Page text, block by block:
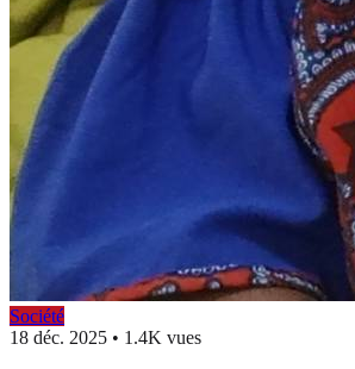
Société
18 déc. 2025 • 1.4K vues